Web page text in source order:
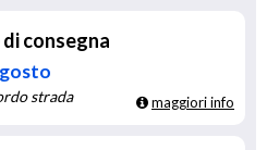
consegna
strada maggiori info